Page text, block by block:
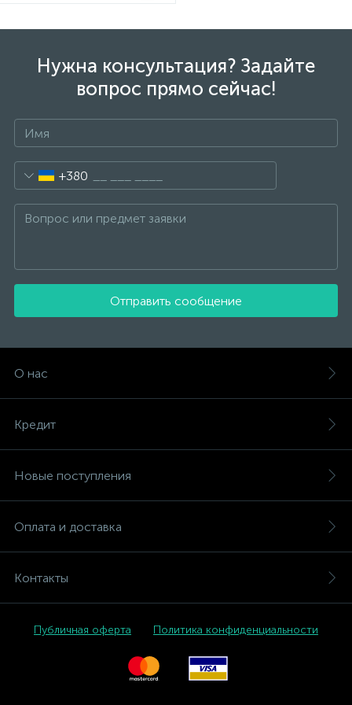
Нужна консультация? Задайте
вопрос прямо сейчас!
+380
Отправить сообщение
О нас
Кредит
Новые поступления
Оплата и доставка
Контакты
Публичная оферта Политика конфиденциальности